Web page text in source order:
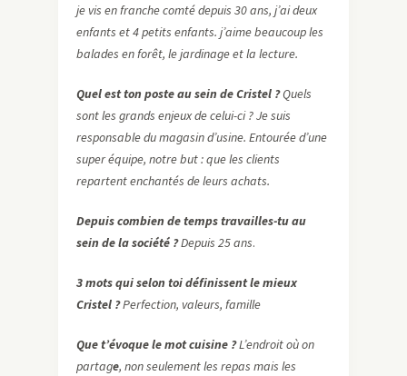
je vis en franche comté depuis 30 ans, j’ai deux
enfants et 4 petits enfants. j’aime beaucoup les
balades en forêt, le jardinage et la lecture.
Quel est ton poste au sein de Cristel ?Quels
sont les grands enjeux de celui-ci ? Je suis
responsable du magasin d’usine. Entourée d’une
super équipe, notre but : que les clients
repartent enchantés de leurs achats.
Depuis combien de temps travailles-tu au
sein de la société ?Depuis 25 ans.
3 mots qui selon toi définissent le mieux
Cristel ?Perfection, valeurs, famille
Que t’évoque le mot cuisine ?L’endroit où on
partage, non seulement les repas mais les